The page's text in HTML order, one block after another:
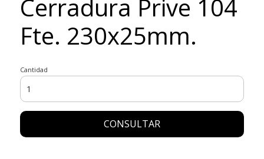
Cerradura Prive 104
Fte. 230x25mm.
Cantidad
CONSULTAR